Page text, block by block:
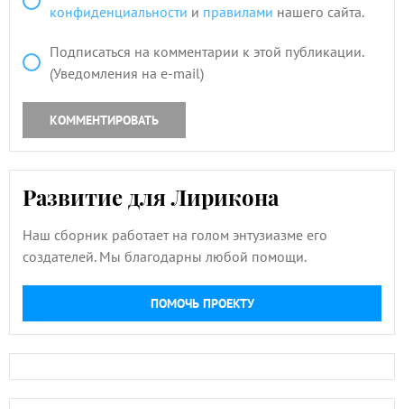
конфиденциальности и правилами нашего сайта.
Подписаться на комментарии к этой публикации.
(Уведомления на e-mail)
КОММЕНТИРОВАТЬ
Развитие для Лирикона
Наш сборник работает на голом энтузиазме его
создателей. Мы благодарны любой помощи.
ПОМОЧЬ ПРОЕКТУ